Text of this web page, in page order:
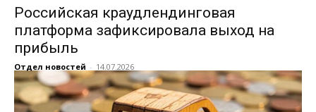
Российская краудлендинговая
платформа зафиксировала выход на
прибыль
Отдел новостей - 14.07.2026